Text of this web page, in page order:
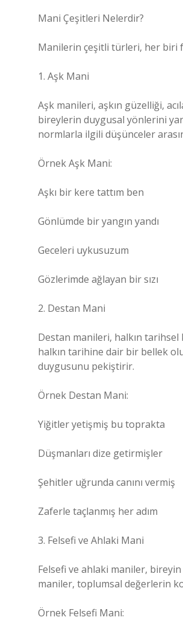
Mani Çeşitleri Nelerdir?
Manilerin çeşitli türleri, her biri
1. Aşk Mani
Aşk manileri, aşkın güzelliği,
bireylerin duygusal yönlerini
normlarla ilgili düşünceler
Örnek Aşk Mani:
Aşkı bir kere tattım ben
Gönlümde bir yangın yandı
Geceleri uykusuzum
Gözlerimde ağlayan bir sızı
2. Destan Mani
Destan manileri, halkın tarihsel
halkın tarihine dair bir bellek
duygusunu pekiştirir.
Örnek Destan Mani:
Yiğitler yetişmiş bu toprakta
Düşmanları dize getirmişler
Şehitler uğrunda canını vermiş
Zaferle taçlanmış her adım
3. Felsefi ve Ahlaki Mani
Felsefi ve ahlaki maniler,
maniler, toplumsal değerlerin
Örnek Felsefi Mani: